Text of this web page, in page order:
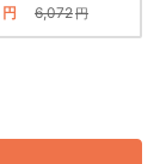
円 6,072円